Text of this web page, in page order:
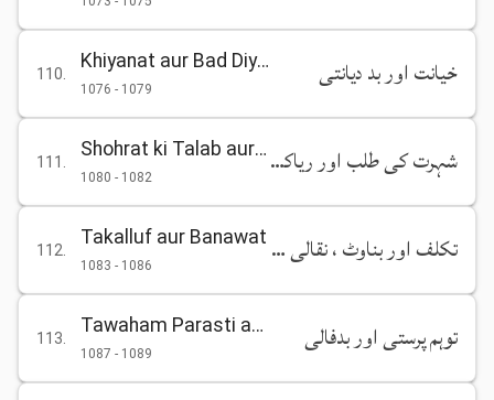
110
Khiyanat aur Bad Diyanati
1076 - 1079 خیانت اور بد دیانتی
111
Shohrat ki Talab aur Riyakari
1080 - 1082 شہرت کی طلب اور ریاکاری
112
Takalluf aur Banawat
1083 - 1086 تکلف اور بناوٹ ، نقالی اور تشبہ بالغیر
113
Tawaham Parasti aur Bad Fali
1087 - 1089 توہم پرستی اور بدفالی